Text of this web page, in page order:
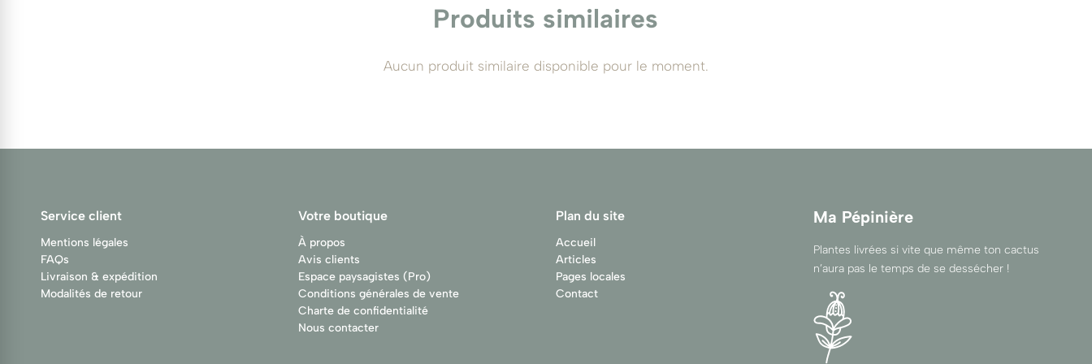
Produits similaires
Aucun produit similaire disponible pour le moment.
Service client
Mentions légales
FAQs
Livraison & expédition
Modalités de retour
Votre boutique
À propos
Avis clients
Espace paysagistes (Pro)
Conditions générales de vente
Charte de confidentialité
Nous contacter
Plan du site
Accueil
Articles
Pages locales
Contact
Ma Pépinière
Plantes livrées si vite que même ton cactus
n’aura pas le temps de se dessécher !